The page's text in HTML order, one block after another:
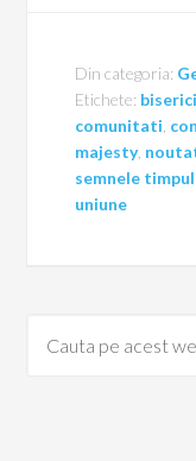
Din categoria:
Etichete: biserici
comunitati
majesty,
semnele
uniune